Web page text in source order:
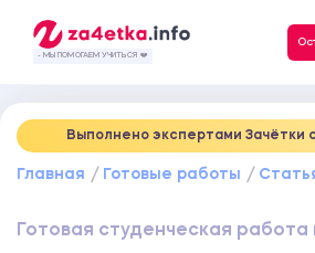
- МЫ ПОМОГАЕМ УЧИТЬСЯ ❤️
Выполнено экспертами Зачётки
Главная Готовые работы
Готовая студенческая работа